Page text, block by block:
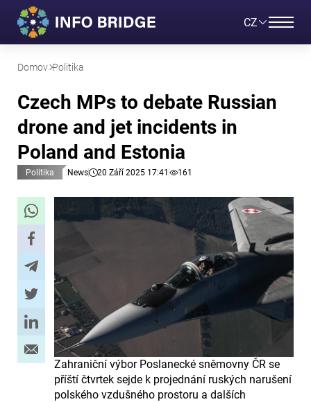
CZ
Domov Politika
Czech MPs to debate Russian
drone and jet incidents in
Poland and Estonia
Politika News 20 Září 2025 17:41 161
Zahraniční výbor Poslanecké sněmovny ČR se
příští čtvrtek sejde k projednání ruských narušení
polského vzdušného prostoru a dalších